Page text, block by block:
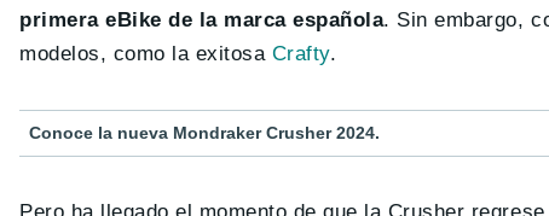
primera eBike de la marca española. Sin embargo,
modelos, como la exitosa Crafty.
Conoce la nueva Mondraker Crusher 2024.